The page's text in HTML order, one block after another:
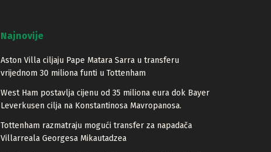
Najnovije
Aston Villa ciljaju Pape Matara Sarra u transferu
vrijednom 30 miliona funti u Tottenham
West Ham postavlja cijenu od 35 miliona eura dok Bayer
Leverkusen cilja na Konstantinosa Mavropanosa.
Tottenham razmatraju mogući transfer za napadača
Villarreala Georgesa Mikautadzea